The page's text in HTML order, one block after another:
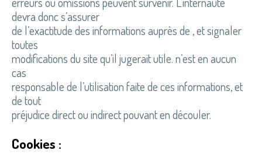
devra donc s’assurer
de l’exactitude des informations auprès de , et signaler
toutes
modifications du site qu’il jugerait utile. n’est en aucun
cas
responsable de l’utilisation faite de ces informations, et
de tout
préjudice direct ou indirect pouvant en découler.
Cookies :